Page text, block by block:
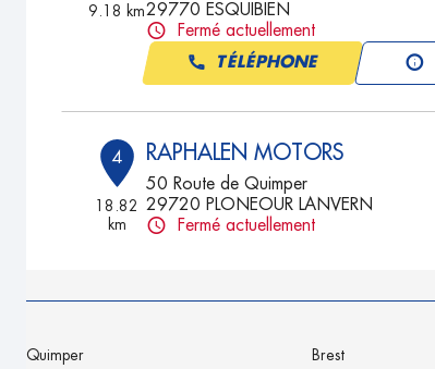
9.18 km29770 ESQUIBIEN
Fermé actuellement
TÉLÉPHONE
4
18.82
km
RAPHALEN MOTORS
50 Route de Quimper
29720 PLONEOUR LANVERN
Fermé actuellement
GARAGE KERGROACH
Quimper Brest